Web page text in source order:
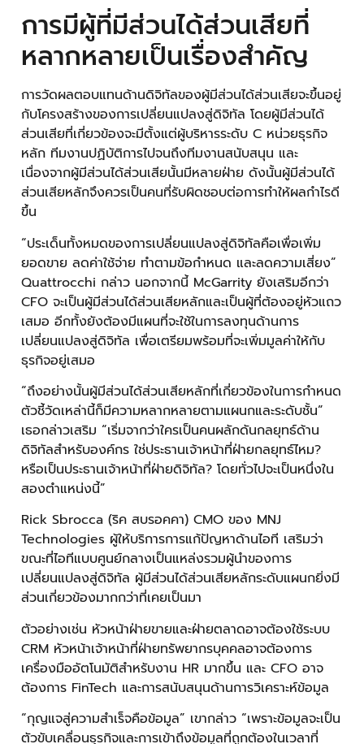
การมีผู้ที่มีส่วนได้ส่วนเสียที่
หลากหลายเป็นเรื่องสำคัญ
การวัดผลตอบแทนด้านดิจิทัลของผู้มีส่วนได้ส่วนเสียจะขึ้นอยู่
กับโครงสร้างของการเปลี่ยนแปลงสู่ดิจิทัล โดยผู้มีส่วนได้
ส่วนเสียที่เกี่ยวข้องจะมีตั้งแต่ผู้บริหารระดับ C หน่วยธุรกิจ
หลัก ทีมงานปฏิบัติการไปจนถึงทีมงานสนับสนุน และ
เนื่องจากผู้มีส่วนได้ส่วนเสียนั้นมีหลายฝ่าย ดังนั้นผู้มีส่วนได้
ส่วนเสียหลักจึงควรเป็นคนที่รับผิดชอบต่อการทำให้ผลกำไรดี
ขึ้น
“ประเด็นทั้งหมดของการเปลี่ยนแปลงสู่ดิจิทัลคือเพื่อเพิ่ม
ยอดขาย ลดค่าใช้จ่าย ทำตามข้อกำหนด และลดความเสี่ยง”
Quattrocchi กล่าว นอกจากนี้ McGarrity ยังเสริมอีกว่า
CFO จะเป็นผู้มีส่วนได้ส่วนเสียหลักและเป็นผู้ที่ต้องอยู่หัวแถว
เสมอ อีกทั้งยังต้องมีแผนที่จะใช้ในการลงทุนด้านการ
เปลี่ยนแปลงสู่ดิจิทัล เพื่อเตรียมพร้อมที่จะเพิ่มมูลค่าให้กับ
ธุรกิจอยู่เสมอ
“ถึงอย่างนั้นผู้มีส่วนได้ส่วนเสียหลักที่เกี่ยวข้องในการกำหนด
ตัวชี้วัดเหล่านี้ก็มีความหลากหลายตามแผนกและระดับชั้น”
เธอกล่าวเสริม “เริ่มจากว่าใครเป็นคนผลักดันกลยุทธ์ด้าน
ดิจิทัลสำหรับองค์กร ใช่ประธานเจ้าหน้าที่ฝ่ายกลยุทธ์ไหม?
หรือเป็นประธานเจ้าหน้าที่ฝ่ายดิจิทัล? โดยทั่วไปจะเป็นหนึ่งใน
สองตำแหน่งนี้”
Rick Sbrocca (ริค สบรอคคา) CMO ของ MNJ
Technologies ผู้ให้บริการการแก้ปัญหาด้านไอที เสริมว่า
ขณะที่ไอทีแบบศูนย์กลางเป็นแหล่งรวมผู้นำของการ
เปลี่ยนแปลงสู่ดิจิทัล ผู้มีส่วนได้ส่วนเสียหลักระดับแผนกยิ่งมี
ส่วนเกี่ยวข้องมากกว่าที่เคยเป็นมา
ตัวอย่างเช่น หัวหน้าฝ่ายขายและฝ่ายตลาดอาจต้องใช้ระบบ
CRM หัวหน้าเจ้าหน้าที่ฝ่ายทรัพยากรบุคคลอาจต้องการ
เครื่องมืออัตโนมัติสำหรับงาน HR มากขึ้น และ CFO อาจ
ต้องการ FinTech และการสนับสนุนด้านการวิเคราะห์ข้อมูล
“กุญแจสู่ความสำเร็จคือข้อมูล” เขากล่าว “เพราะข้อมูลจะเป็น
ตัวขับเคลื่อนธุรกิจและการเข้าถึงข้อมูลที่ถูกต้องในเวลาที่